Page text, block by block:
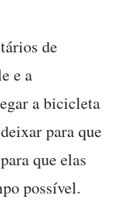
de
e a
a bicicleta
para que
que elas
possível.